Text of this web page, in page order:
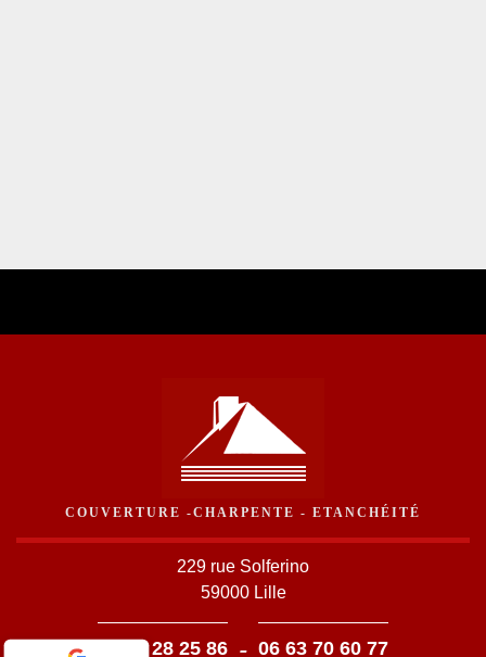
COUVERTURE -CHARPENTE - ETANCHÉITÉ
229 rue Solferino
59000 Lille
03 59 28 25 86 - 06 63 70 60 77